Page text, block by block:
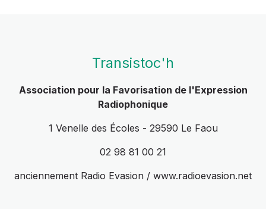
Transistoc'h
Association pour la Favorisation de l'Expression
Radiophonique
1 Venelle des Écoles - 29590 Le Faou
02 98 81 00 21
anciennement Radio Evasion / www.radioevasion.net